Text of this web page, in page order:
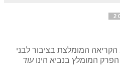
בע"ה ביום שבת קודש 25/8/69 הקריאה המומלצת בציבור לבני
המומלץ בנביא הינועוד